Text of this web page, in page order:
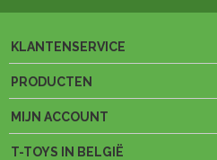
KLANTENSERVICE
PRODUCTEN
MIJN ACCOUNT
T-TOYS IN BELGIË